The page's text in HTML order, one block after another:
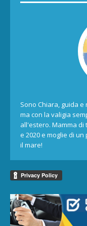
Sono Chiara, guida
ma con la valigia
all'estero. Mamma di
e 2020 e moglie di
il mare!